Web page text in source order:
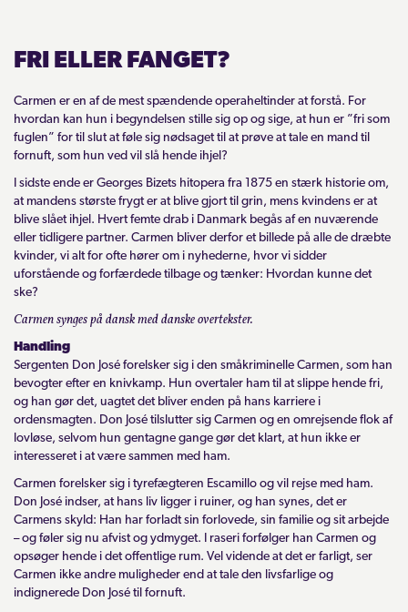
FRI ELLER FANGET?
Carmen er en af de mest spændende operaheltinder at forstå. For
hvordan kan hun i begyndelsen stille sig op og sige, at hun er ”fri som
fuglen” for til slut at føle sig nødsaget til at prøve at tale en mand til
fornuft, som hun ved vil slå hende ihjel?
I sidste ende er Georges Bizets hitopera fra 1875 en stærk historie om,
at mandens største frygt er at blive gjort til grin, mens kvindens er at
blive slået ihjel. Hvert femte drab i Danmark begås af en nuværende
eller tidligere partner. Carmen bliver derfor et billede på alle de dræbte
kvinder, vi alt for ofte hører om i nyhederne, hvor vi sidder
uforstående og forfærdede tilbage og tænker: Hvordan kunne det
ske?
Carmen synges på dansk med danske overtekster.
Handling
Sergenten Don José forelsker sig i den småkriminelle Carmen, som han
bevogter efter en knivkamp. Hun overtaler ham til at slippe hende fri,
og han gør det, uagtet det bliver enden på hans karriere i
ordensmagten. Don José tilslutter sig Carmen og en omrejsende flok af
lovløse, selvom hun gentagne gange gør det klart, at hun ikke er
interesseret i at være sammen med ham.
Carmen forelsker sig i tyrefægteren Escamillo og vil rejse med ham.
Don José indser, at hans liv ligger i ruiner, og han synes, det er
Carmens skyld: Han har forladt sin forlovede, sin familie og sit arbejde
– og føler sig nu afvist og ydmyget. I raseri forfølger han Carmen og
opsøger hende i det offentlige rum. Vel vidende at det er farligt, ser
Carmen ikke andre muligheder end at tale den livsfarlige og
indignerede Don José til fornuft.